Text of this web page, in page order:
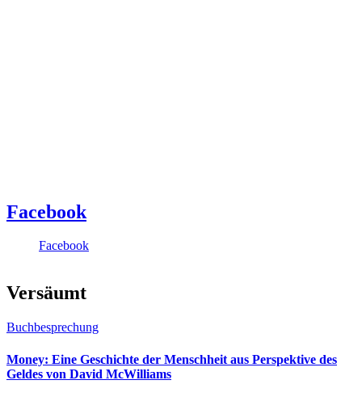
Facebook
Facebook
Versäumt
Buchbesprechung
Money: Eine Geschichte der Menschheit aus Perspektive des
Geldes von David McWilliams